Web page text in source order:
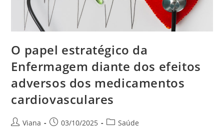
O papel estratégico da
Enfermagem diante dos efeitos
adversos dos medicamentos
cardiovasculares
Viana 03/10/2025 Saúde